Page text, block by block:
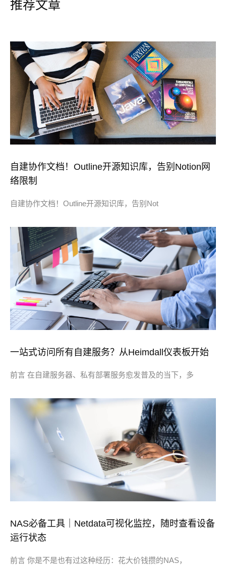
推荐文章
自建协作文档！Outline开源知识库，告别Notion网
络限制
自建协作文档！Outline开源知识库，告别Not
一站式访问所有自建服务？从Heimdall仪表板开始
前言 在自建服务器、私有部署服务愈发普及的当下，多
NAS必备工具｜Netdata可视化监控，随时查看设备
运行状态
前言 你是不是也有过这种经历：花大价钱攒的NAS，